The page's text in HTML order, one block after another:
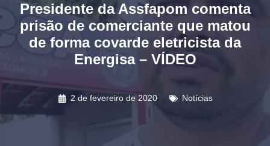
Presidente da Assfapom comenta
prisão de comerciante que matou
de forma covarde eletricista da
Energisa – VÍDEO
2 de fevereiro de 2020 Notícias